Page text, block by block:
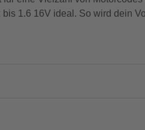
1.6 16V ideal. So wird dein